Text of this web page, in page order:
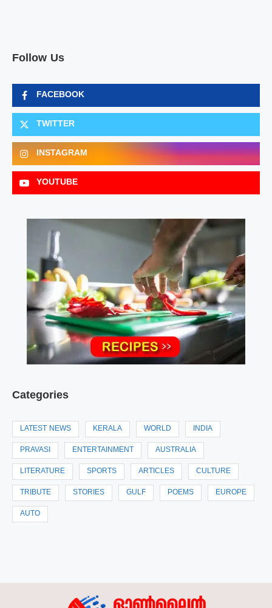
Follow Us
FACEBOOK
TWITTER
INSTAGRAM
YOUTUBE
Categories
LATEST NEWS KERALA WORLD INDIA
PRAVASI ENTERTAINMENT AUSTRALIA
LITERATURE SPORTS ARTICLES CULTURE
TRIBUTE STORIES GULF POEMS EUROPE
AUTO